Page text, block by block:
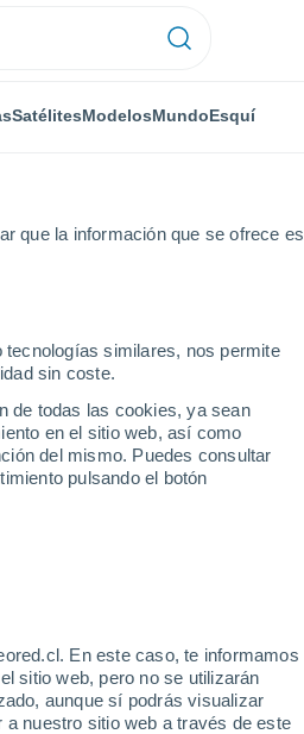
que la información que se ofrece es
tecnologías similares, nos permite
sin coste.
de todas las cookies, ya sean
en el sitio web, así como
del mismo. Puedes consultar
pulsando el botón
En este caso, te informamos
sitio web, pero no se utilizarán
aunque sí podrás visualizar
nuestro sitio web a través de este
SatélitesModelosMundoEsquí
Mañana
9 Ago
Lunes
10 Ago